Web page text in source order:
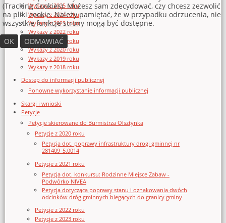
Wykazy z 2025 roku
Wykazy z 2024 roku
Wykazy z 2023 roku
Wykazy z 2022 roku
Wykazy z 2021 roku
Wykazy z 2020 roku
Wykazy z 2019 roku
Wykazy z 2018 roku
Dostęp do informacji publicznej
Ponowne wykorzystanie informacji publicznej
Skargi i wnioski
Petycje
Petycje skierowane do Burmistrza Olsztynka
Petycje z 2020 roku
Petycja dot. poprawy infrastruktury drogi gminnej nr
281409_5.0014
Petycje z 2021 roku
Petycja dot. konkursu: Rodzinne Miejsce Zabaw -
Podwórko NIVEA
Petycja dotycząca poprawy stanu i oznakowania dwóch
odcinków dróg gminnych biegących do granicy gminy
Petycje z 2022 roku
Petycje z 2023 roku
(Tracking Cookies). Możesz sam zdecydować, czy chcesz zezwolić
na pliki cookie. Należy pamiętać, że w przypadku odrzucenia, nie
wszystkie funkcje strony mogą być dostępne.
OK
ODMAWIAĆ